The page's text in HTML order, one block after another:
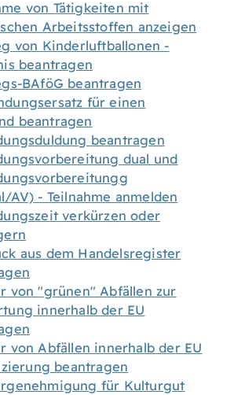
von Tätigkeiten mit
Arbeitsstoffen anzeigen
von Kinderluftballonen -
beantragen
BAföG beantragen
für einen
beantragen
beantragen
dual und
AV) - Teilnahme anmelden
verkürzen oder
aus dem Handelsregister
von "grünen" Abfällen zur
innerhalb der EU
von Abfällen innerhalb der EU
beantragen
für Kulturgut